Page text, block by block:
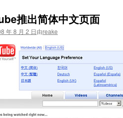
推出简体中文页面
年 8 月 2 日由reake